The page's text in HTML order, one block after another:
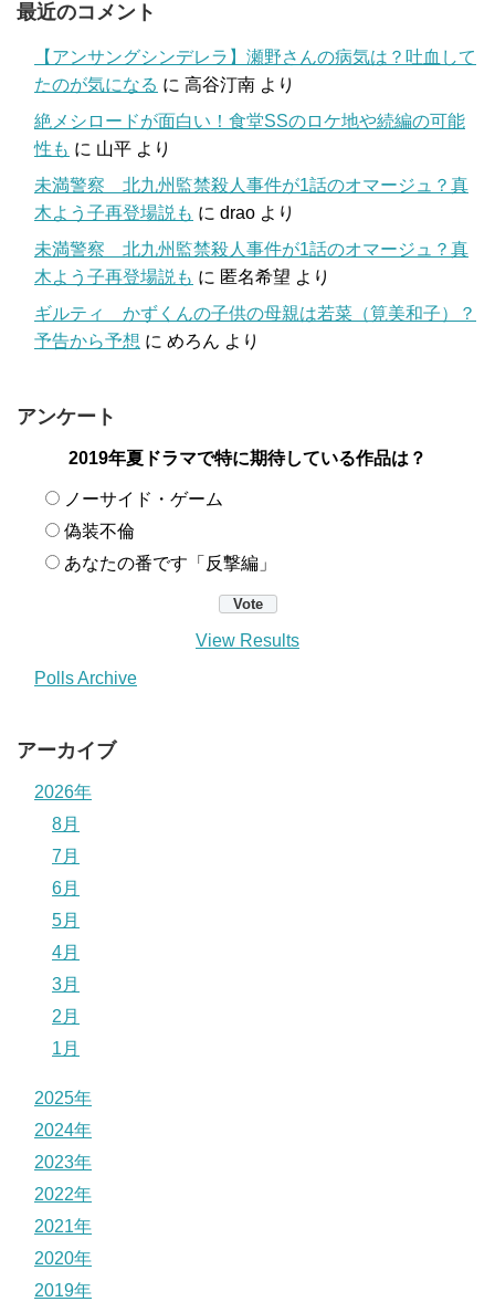
最近のコメント
【アンサングシンデレラ】瀬野さんの病気は？吐血して
たのが気になる に 高谷汀南 より
絶メシロードが面白い！食堂SSのロケ地や続編の可能
性も に 山平 より
未満警察 北九州監禁殺人事件が1話のオマージュ？真
木よう子再登場説も に drao より
未満警察 北九州監禁殺人事件が1話のオマージュ？真
木よう子再登場説も に 匿名希望 より
ギルティ かずくんの子供の母親は若菜（筧美和子）？
予告から予想 に めろん より
アンケート
2019年夏ドラマで特に期待している作品は？
ノーサイド・ゲーム
偽装不倫
あなたの番です「反撃編」
View Results
Polls Archive
アーカイブ
2026年
8月
7月
6月
5月
4月
3月
2月
1月
2025年
2024年
2023年
2022年
2021年
2020年
2019年